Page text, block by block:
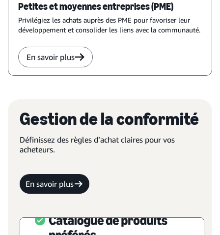
Petites et moyennes entreprises (PME)
Privilégiez les achats auprès des PME pour favoriser leur
développement et consolider les liens avec la communauté.
En savoir plus
Gestion de la conformité
Définissez des règles d’achat claires pour vos
acheteurs.
En savoir plus